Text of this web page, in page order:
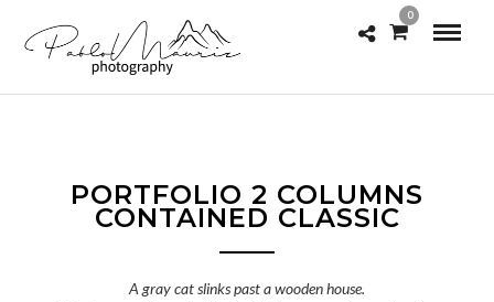
0
PORTFOLIO 2 COLUMNS
CONTAINED CLASSIC
A gray cat slinks past a wooden house.